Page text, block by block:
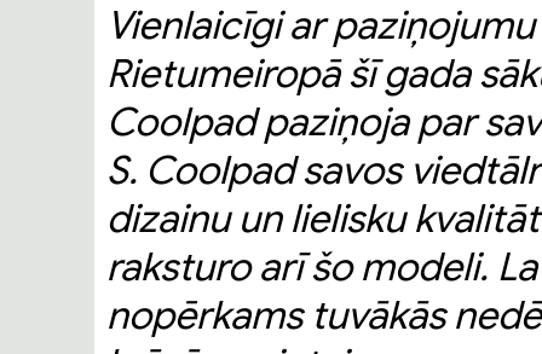
Vienlaicīgi ar
Rietumeiropā šī gada
Coolpad paziņoja par
S. Coolpad savos
dizainu un lielisku
raksturo arī šo modeli.
nopērkams tuvākās